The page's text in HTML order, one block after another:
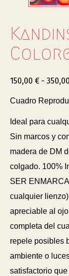
150,00 € - 350,00
Cuadro
Ideal para
Sin marcos y
madera de DM
colgado. 100%
SER
cualquier
apreciable al
completa del
repele posibles
ambiente o
satisfactorio